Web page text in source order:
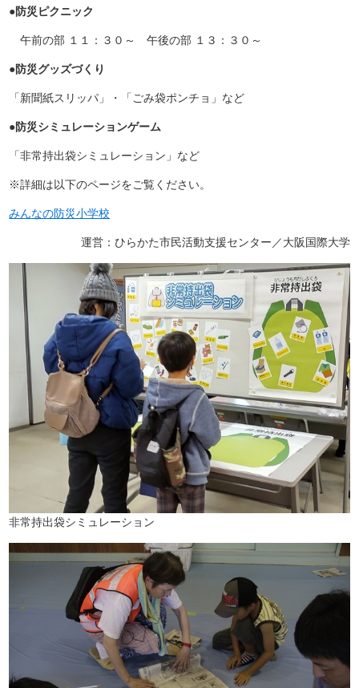
●防災ピクニック
午前の部 １１：３０～ 午後の部 １３：３０～
●防災グッズづくり
「新聞紙スリッパ」・「ごみ袋ポンチョ」など
●防災シミュレーションゲーム
「非常持出袋シミュレーション」など
※詳細は以下のページをご覧ください。
みんなの防災小学校
運営：ひらかた市民活動支援センター／大阪国際大学
非常持出袋シミュレーション